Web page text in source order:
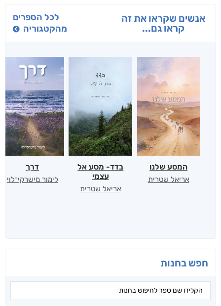
חפש בחנות
אנשים שקראו את זה
קראו גם...
לכל הספרים
מהקטגוריה
המסע שלנו
אריאל שטרית
בדד- מסע אל
עצמי
אריאל שטרית
דרך
לימור מישרקי־לוי